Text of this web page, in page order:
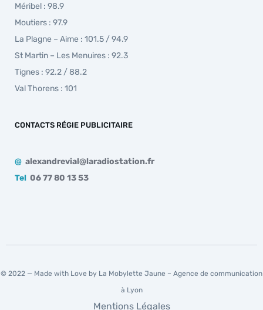
Méribel : 98.9
Moutiers : 97.9
La Plagne – Aime : 101.5 / 94.9
St Martin – Les Menuires : 92.3
Tignes : 92.2 / 88.2
Val Thorens : 101
CONTACTS RÉGIE PUBLICITAIRE
@ alexandrevial@laradiostation.fr
Tel 06 77 80 13 53
© 2022 — Made with Love by La Mobylette Jaune – Agence de communication
à Lyon
Mentions Légales